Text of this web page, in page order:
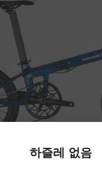
하즐레 없음